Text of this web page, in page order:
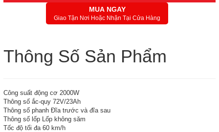
MUA NGAY
Giao Tận Nơi Hoặc Nhận Tại Cửa Hàng
Thông Số Sản Phẩm
Công suất động cơ 2000W
Thông số ắc-quy 72V/23Ah
Thông số phanh Đĩa trước và đĩa sau
Thông số lốp Lốp không săm
Tốc độ tối đa 60 km/h